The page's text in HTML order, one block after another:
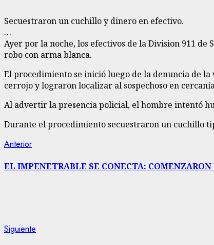
Secuestraron un cuchillo y dinero en efectivo.
…
Ayer por la noche, los efectivos de la Division 911
robo con arma blanca.
El procedimiento se inició luego de la denuncia de
cerrojo y lograron localizar al sospechoso en
Al advertir la presencia policial, el hombre intentó
Durante el procedimiento secuestraron un cuchillo
Navegación
de
AnteriorEntrada
EL IMPENETRABLE SE CONECTA:
Siguiente